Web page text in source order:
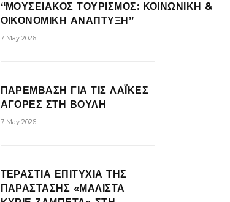
“ΜΟΥΣΕΙΑΚΟΣ ΤΟΥΡΙΣΜΟΣ: ΚΟΙΝΩΝΙΚΗ &
ΟΙΚΟΝΟΜΙΚΗ ΑΝΑΠΤΥΞΗ”
7 May 2026
ΠΑΡΕΜΒΑΣΗ ΓΙΑ ΤΙΣ ΛΑΪΚΕΣ
ΑΓΟΡΕΣ ΣΤΗ ΒΟΥΛΗ
7 May 2026
ΤΕΡΑΣΤΙΑ ΕΠΙΤΥΧΙΑ ΤΗΣ
ΠΑΡΑΣΤΑΣΗΣ «ΜΑΛΙΣΤΑ